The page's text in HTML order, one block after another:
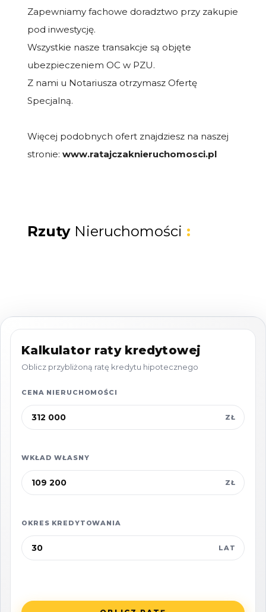
Zapewniamy fachowe doradztwo przy zakupie
pod inwestycję.
Wszystkie nasze transakcje są objęte
ubezpieczeniem OC w PZU.
Z nami u Notariusza otrzymasz Ofertę
Specjalną.
Więcej podobnych ofert znajdziesz na naszej
stronie: www.ratajczaknieruchomosci.pl
Rzuty Nieruchomości :
Kalkulator raty kredytowej
Oblicz przybliżoną ratę kredytu hipotecznego
CENA NIERUCHOMOŚCI
ZŁ
WKŁAD WŁASNY
ZŁ
OKRES KREDYTOWANIA
LAT